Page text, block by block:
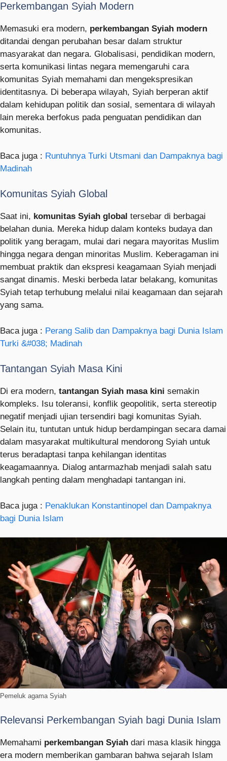
Perkembangan Syiah Modern
Memasuki era modern, perkembangan Syiah modern
ditandai dengan perubahan besar dalam struktur
masyarakat dan negara. Globalisasi, pendidikan modern,
serta komunikasi lintas negara memengaruhi cara
komunitas Syiah memahami dan mengekspresikan
identitasnya. Di beberapa wilayah, Syiah berperan aktif
dalam kehidupan politik dan sosial, sementara di wilayah
lain mereka berfokus pada penguatan pendidikan dan
komunitas.
Baca juga : Runtuhnya Turki Utsmani dan Dampaknya bagi
Madinah
Komunitas Syiah Global
Saat ini, komunitas Syiah global tersebar di berbagai
belahan dunia. Mereka hidup dalam konteks budaya dan
politik yang beragam, mulai dari negara mayoritas Muslim
hingga negara dengan minoritas Muslim. Keberagaman ini
membuat praktik dan ekspresi keagamaan Syiah menjadi
sangat dinamis. Meski berbeda latar belakang, komunitas
Syiah tetap terhubung melalui nilai keagamaan dan sejarah
yang sama.
Baca juga : Perang Salib dan Dampaknya bagi Dunia Islam
Turki &#038; Madinah
Tantangan Syiah Masa Kini
Di era modern, tantangan Syiah masa kini semakin
kompleks. Isu toleransi, konflik geopolitik, serta stereotip
negatif menjadi ujian tersendiri bagi komunitas Syiah.
Selain itu, tuntutan untuk hidup berdampingan secara damai
dalam masyarakat multikultural mendorong Syiah untuk
terus beradaptasi tanpa kehilangan identitas
keagamaannya. Dialog antarmazhab menjadi salah satu
langkah penting dalam menghadapi tantangan ini.
Baca juga : Penaklukan Konstantinopel dan Dampaknya
bagi Dunia Islam
Pemeluk agama Syiah
Relevansi Perkembangan Syiah bagi Dunia Islam
Memahami perkembangan Syiah dari masa klasik hingga
era modern memberikan gambaran bahwa sejarah Islam